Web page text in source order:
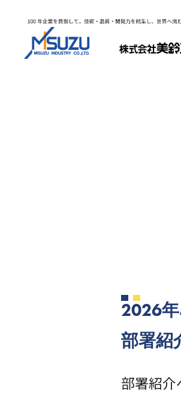
2026
部署紹
部署紹介